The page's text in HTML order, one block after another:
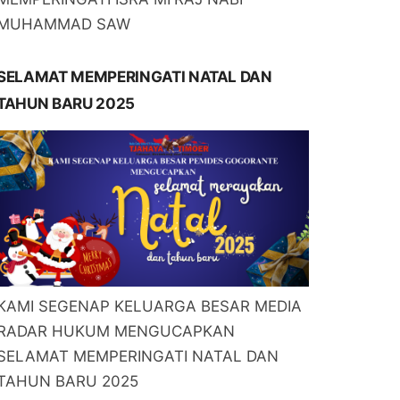
SAW
MEMPERINGATI NATAL DAN
BARU 2025
SEGENAP KELUARGA BESAR MEDIA
HUKUM MENGUCAPKAN
MEMPERINGATI NATAL DAN
BARU 2025